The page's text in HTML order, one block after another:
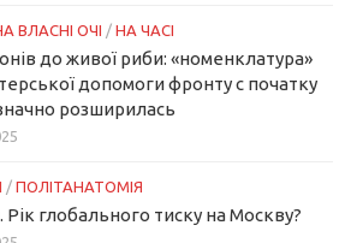
ВЛАСНІ ОЧІ / НА ЧАСІ
до живої риби: «номенклатура»
допомоги фронту с початку
розширилась
/ ПОЛІТАНАТОМІЯ
Рік глобального тиску на Москву?